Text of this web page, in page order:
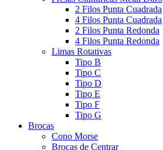
2 Filos Punta Cuadrada
4 Filos Punta Cuadrada
2 Filos Punta Redonda
4 Filos Punta Redonda
Limas Rotativas
Tipo B
Tipo C
Tipo D
Tipo E
Tipo F
Tipo G
Brocas
Cono Morse
Brocas de Centrar